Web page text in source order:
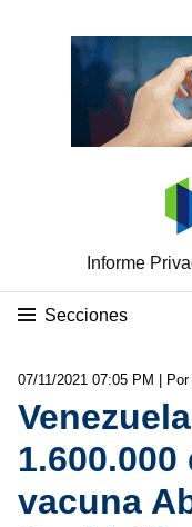
Informe
Secciones
07/11/2021 07:05 PM |
vacuna